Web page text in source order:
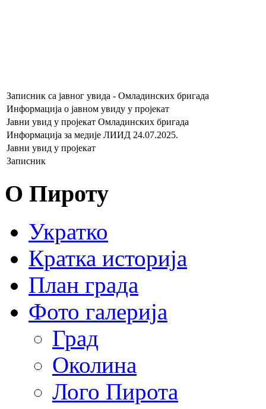
Записник са јавног увида - Омладинских бригада
Информација о јавном увиду у пројекат
Јавни увид у пројекат Омладинских бригада
Информација за медије ЛИИД 24.07.2025.
Јавни увид у пројекат
Записник
О Пироту
Укратко
Кратка историја
План града
Фото галерија
Град
Околина
Лого Пирота